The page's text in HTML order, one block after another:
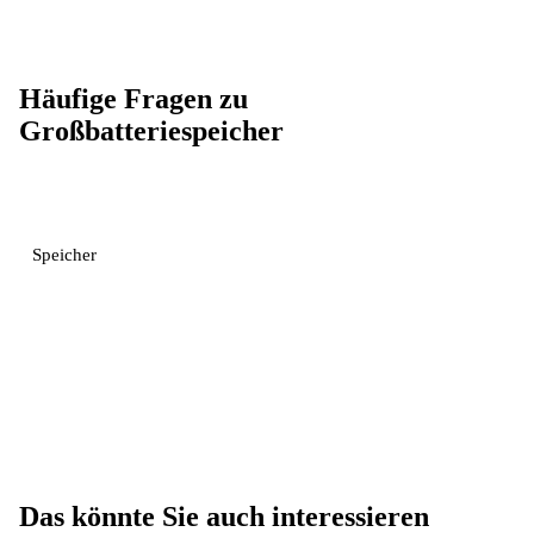
Häufige Fragen zu
Großbatteriespeicher
Speicher
Das könnte Sie auch interessieren